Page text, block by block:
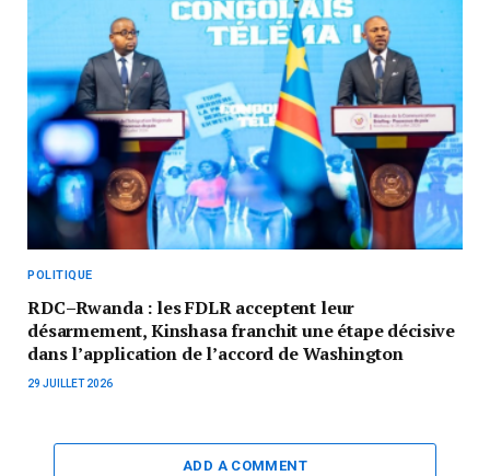
POLITIQUE
RDC–Rwanda : les FDLR acceptent leur
désarmement, Kinshasa franchit une étape décisive
dans l’application de l’accord de Washington
29 JUILLET 2026
ADD A COMMENT